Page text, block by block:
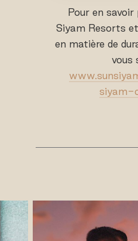
Pour en savoir
Siyam Resorts
en matière de
vous
siyam-